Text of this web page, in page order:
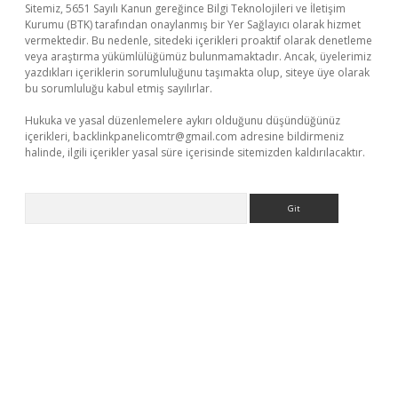
Sitemiz, 5651 Sayılı Kanun gereğince Bilgi Teknolojileri ve İletişim
Kurumu (BTK) tarafından onaylanmış bir Yer Sağlayıcı olarak hizmet
vermektedir. Bu nedenle, sitedeki içerikleri proaktif olarak denetleme
veya araştırma yükümlülüğümüz bulunmamaktadır. Ancak, üyelerimiz
yazdıkları içeriklerin sorumluluğunu taşımakta olup, siteye üye olarak
bu sorumluluğu kabul etmiş sayılırlar.
Hukuka ve yasal düzenlemelere aykırı olduğunu düşündüğünüz
içerikleri, backlinkpanelicomtr@gmail.com adresine bildirmeniz
halinde, ilgili içerikler yasal süre içerisinde sitemizden kaldırılacaktır.